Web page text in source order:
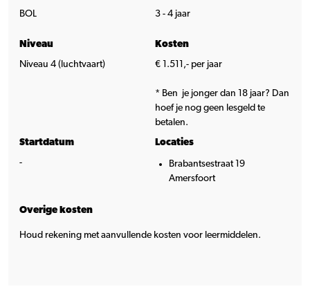
BOL 3 - 4 jaar
Niveau
Niveau 4 (luchtvaart)
Kosten
€ 1.511,- per jaar
* Ben je jonger dan 18 jaar? Dan
hoef je nog geen lesgeld te
betalen.
Startdatum
-
Locaties
Brabantsestraat 19
Amersfoort
Overige kosten
Houd rekening met aanvullende kosten voor leermiddelen.